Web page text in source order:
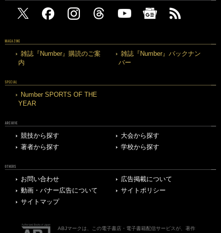
MAGAZINE
雑誌『Number』購読のご案
内
雑誌『Number』バックナン
バー
SPECIAL
Number SPORTS OF THE
YEAR
ARCHIVE
競技から探す
大会から探す
著者から探す
学校から探す
OTHERS
お問い合わせ
広告掲載について
動画・バナー広告について
サイトポリシー
サイトマップ
ABJマークは、この電子書店・電子書籍配信サービスが、著作